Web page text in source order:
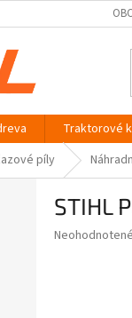
Traktorové
píly
STIHL
Priemerné
Neohodnotené